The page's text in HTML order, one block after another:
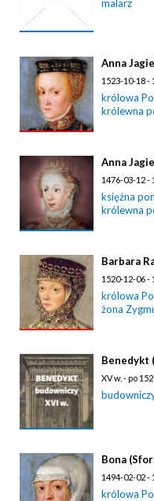
malarz
Anna
1523-10-18 -
królowa
królewna
Anna
1476-03-12 -
księżna
królewna
Barbara
1520-12-06 -
królowa
żona
Benedykt
XV w. - po
Bona
1494-02-02 -
królowa